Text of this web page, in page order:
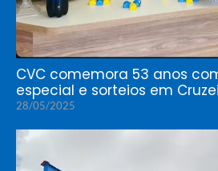
CVC comemora 53 anos
especial e sorteios em
28/05/2025